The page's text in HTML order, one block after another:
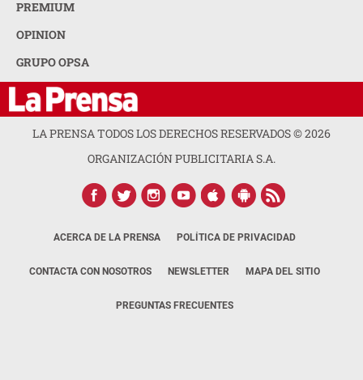
PREMIUM
OPINION
GRUPO OPSA
LA PRENSA TODOS LOS DERECHOS RESERVADOS ©2026
ORGANIZACIÓN PUBLICITARIA S.A.
ACERCA DE LA PRENSA POLÍTICA DE PRIVACIDAD
CONTACTA CON NOSOTROS NEWSLETTER MAPA DEL SITIO
PREGUNTAS FRECUENTES